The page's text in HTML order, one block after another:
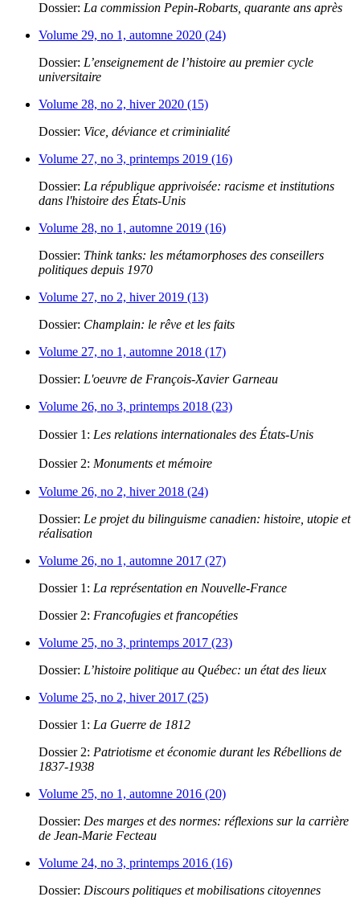
Dossier: La commission Pepin-Robarts, quarante ans après
Volume 29, no 1, automne 2020 (24)
Dossier: L’enseignement de l’histoire au premier cycle
universitaire
Volume 28, no 2, hiver 2020 (15)
Dossier: Vice, déviance et criminialité
Volume 27, no 3, printemps 2019 (16)
Dossier: La république apprivoisée: racisme et institutions
dans l'histoire des États-Unis
Volume 28, no 1, automne 2019 (16)
Dossier: Think tanks: les métamorphoses des conseillers
politiques depuis 1970
Volume 27, no 2, hiver 2019 (13)
Dossier: Champlain: le rêve et les faits
Volume 27, no 1, automne 2018 (17)
Dossier: L'oeuvre de François-Xavier Garneau
Volume 26, no 3, printemps 2018 (23)
Dossier 1: Les relations internationales des États-Unis
Dossier 2: Monuments et mémoire
Volume 26, no 2, hiver 2018 (24)
Dossier: Le projet du bilinguisme canadien: histoire, utopie et
réalisation
Volume 26, no 1, automne 2017 (27)
Dossier 1: La représentation en Nouvelle-France
Dossier 2: Francofugies et francopéties
Volume 25, no 3, printemps 2017 (23)
Dossier: L’histoire politique au Québec: un état des lieux
Volume 25, no 2, hiver 2017 (25)
Dossier 1: La Guerre de 1812
Dossier 2: Patriotisme et économie durant les Rébellions de
1837-1938
Volume 25, no 1, automne 2016 (20)
Dossier: Des marges et des normes: réflexions sur la carrière
de Jean-Marie Fecteau
Volume 24, no 3, printemps 2016 (16)
Dossier: Discours politiques et mobilisations citoyennes